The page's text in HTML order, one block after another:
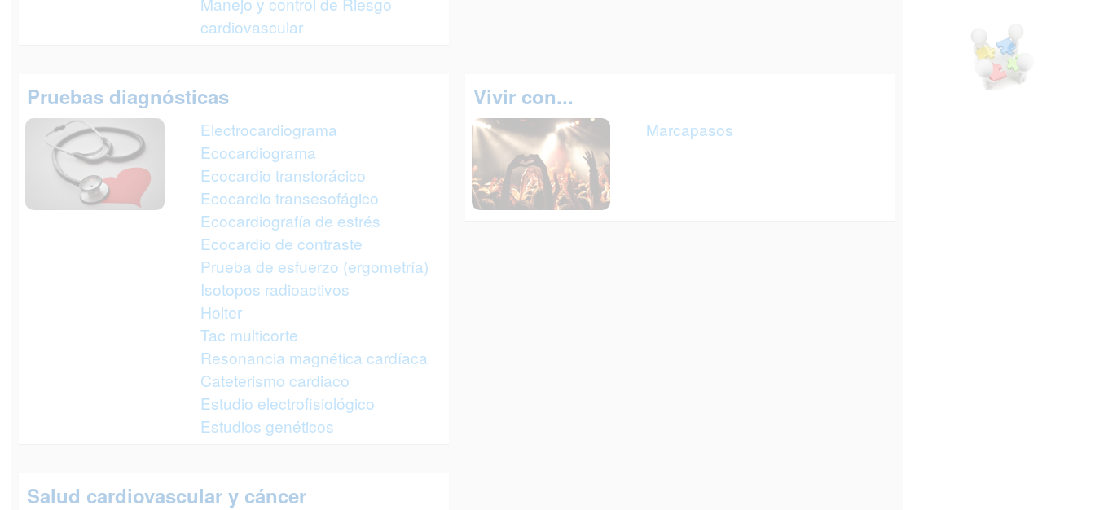
cardiovascular
Pruebas diagnósticas
Electrocardiograma
Ecocardiograma
Ecocardio transtorácico
Ecocardio transesofágico
Ecocardiografía de estrés
Ecocardio de contraste
Prueba de esfuerzo (ergometría)
Isotopos radioactivos
Holter
Tac multicorte
Resonancia magnética cardíaca
Cateterismo cardiaco
Estudio electrofisiológico
Estudios genéticos
Vivir con...
Marcapasos
Salud cardiovascular y cáncer